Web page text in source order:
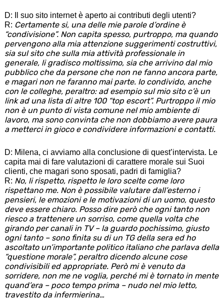
D: Il suo sito internet è aperto ai contributi degli utenti?
R: Certamente si, una delle mie parole d’ordine è
“condivisione”. Non capita spesso, purtroppo, ma quando
pervengono alla mia attenzione suggerimenti costruttivi,
sia sul sito che sulla mia attività professionale in
generale, li gradisco moltissimo, sia che arrivino dal mio
pubblico che da persone che non ne fanno ancora parte,
e magari non ne faranno mai parte. Io condivido, anche
con le colleghe, peraltro: ad esempio sul mio sito c’è un
link ad una lista di altre 100 “top escort”. Purtroppo il mio
non è un punto di vista comune nel mio ambiente di
lavoro, ma sono convinta che non dobbiamo avere paura
a metterci in gioco e condividere informazioni e contatti.
D: Milena, ci avviamo alla conclusione di quest’intervista. Le
capita mai di fare valutazioni di carattere morale sui Suoi
clienti, che magari sono sposati, padri di famiglia?
R: No, li rispetto, rispetto le loro scelte come loro
rispettano me. Non è possibile valutare dall’esterno i
pensieri, le emozioni e le motivazioni di un uomo, questo
deve essere chiaro. Posso dire però che ogni tanto non
riesco a trattenere un sorriso, come quella volta che
girando per canali in TV – la guardo pochissimo, giusto
ogni tanto – sono finita su di un TG della sera ed ho
ascoltato un’importante politico italiano che parlava della
“questione morale”, peraltro dicendo alcune cose
condivisibili ed appropriate. Però mi è venuto da
sorridere, non me ne voglia, perché mi è tornato in mente
quand’era – poco tempo prima – nudo nel mio letto,
travestito da infermierina…